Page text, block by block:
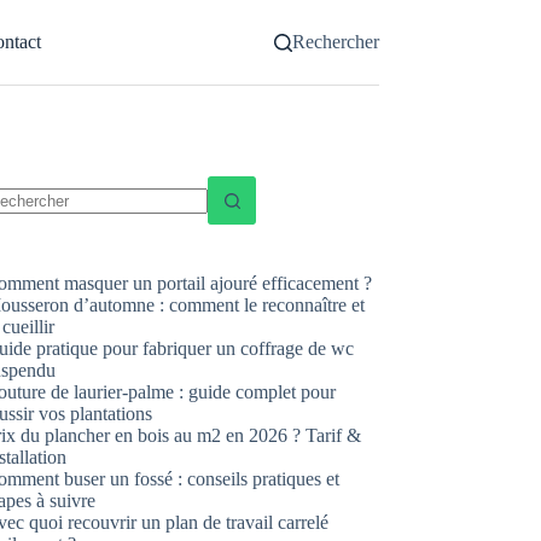
Rechercher
masquer un portail ajouré efficacement ?
d’automne : comment le reconnaître et
pratique pour fabriquer un coffrage de wc
de laurier-palme : guide complet pour
vos plantations
du plancher en bois au m2 en 2026 ? Tarif &
buser un fossé : conseils pratiques et
à suivre
quoi recouvrir un plan de travail carrelé